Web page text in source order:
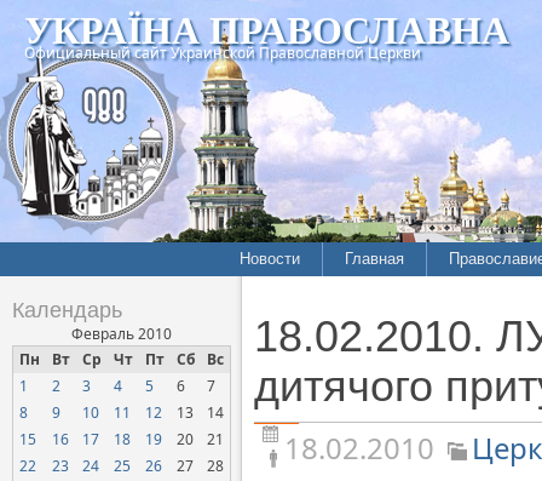
УКРАЇНА ПРАВОСЛАВНА
Официальный сайт Украинской Православной Церкви
Новости
Межконфессиональные
отношения
Нарушения прав
верующих
Официальная хроника
Главная
История
Хроники
Календарь
Февраль 2010
Пн
Вт Ср Чт Пт Сб Вс
1 2 3 4 5 6
7
8
9 10 11 12 13
14
15
16 17 18 19 20
21
22
23 24 25 26 27 28
18.02.2010.
дитячого
18.02.2010